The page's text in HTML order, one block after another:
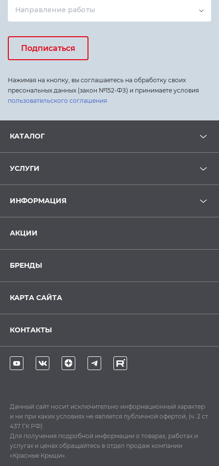
Направление работы
Подписаться
Нажимая на кнопку, вы соглашаетесь на обработку своих
пресональных данных (закон №152-ФЗ) и принимаете условия
пользовательского соглашения
КАТАЛОГ
УСЛУГИ
ИНФОРМАЦИЯ
АКЦИИ
БРЕНДЫ
КАРТА САЙТА
КОНТАКТЫ
Данный сайт носит исключительно информационный характер
и ни при каких условиях не является публичной офертой, (ч. 2 ст.
437 ГК РФ)
Для получения подробной информации о товарах, работах и
услугах и ценах обращайтесь в отдел продаж компании
«Красные Крыши».